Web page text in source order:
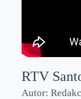
RTV
Autor: